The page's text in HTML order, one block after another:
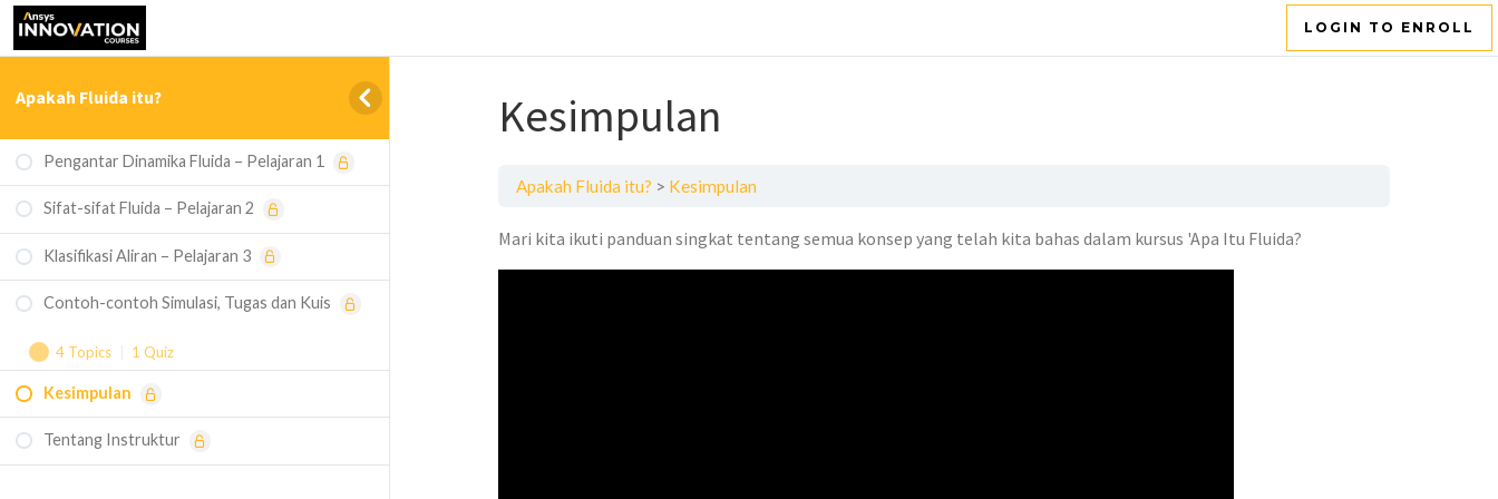
Apakah Fluida itu?
Pengantar Dinamika Fluida – Pelajaran 1
Sifat-sifat Fluida – Pelajaran 2
Klasifikasi Aliran – Pelajaran 3
Contoh-contoh Simulasi, Tugas dan Kuis
4 Topics 1 Quiz
Contoh Simulasi - Viskometer Bola Jatuh
Contoh Simulasi - Konveksi Alami pada
Rongga Persegi
Kesimpulan
Tentang Instruktur
LOGIN TO ENROLL
Kesimpulan
Apakah Fluida itu? Kesimpulan
Mari kita ikuti panduan singkat tentang semua konsep yang telah kita bahas dalam kursus 'Apa Itu Fluida?